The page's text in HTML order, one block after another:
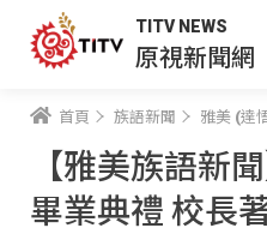
TITV NEWS
原視新聞網
首頁 族語新聞 雅美 (達
【雅美族語新
畢業典禮 校長